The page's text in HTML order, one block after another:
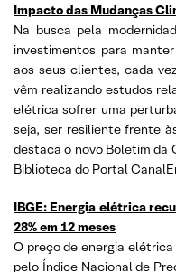
Impacto das Mudanças
Na busca pela
investimentos para
aos seus clientes, cada
vêm realizando estudos
elétrica sofrer uma
seja, ser resiliente frente
destaca o novo Boletim da
Biblioteca do Portal
IBGE: Energia elétrica
28% em 12 meses
O preço de energia
pelo Índice Nacional de